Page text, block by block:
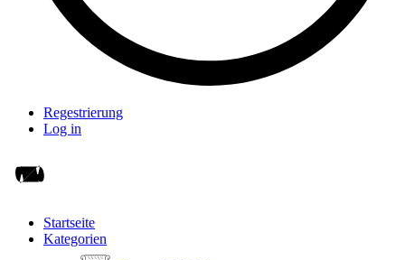
Regestrierung
Log in
Startseite
Kategorien